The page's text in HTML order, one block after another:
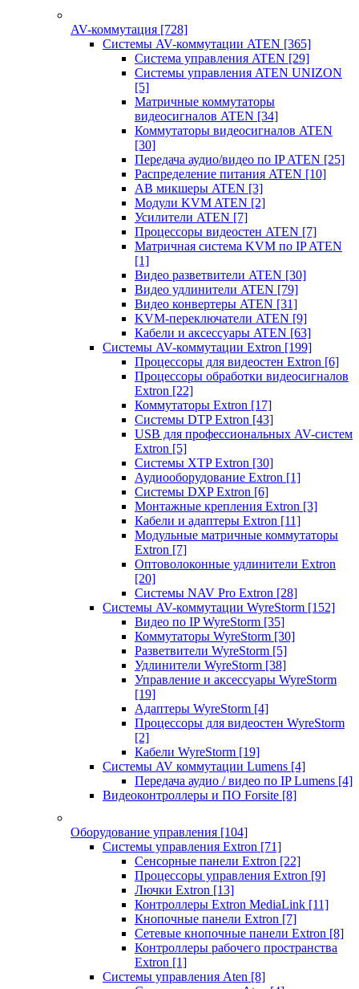
AV-коммутация [728]
Системы AV-коммутации ATEN [365]
Система управления ATEN [29]
Системы управления ATEN UNIZON
[5]
Матричные коммутаторы
видеосигналов ATEN [34]
Коммутаторы видеосигналов ATEN
[30]
Передача аудио/видео по IP ATEN [25]
Распределение питания ATEN [10]
АВ микшеры ATEN [3]
Модули KVM ATEN [2]
Усилители ATEN [7]
Процессоры видеостен ATEN [7]
Матричная система KVM по IP ATEN
[1]
Видео разветвители ATEN [30]
Видео удлинители ATEN [79]
Видео конвертеры ATEN [31]
KVM-переключатели ATEN [9]
Кабели и аксессуары ATEN [63]
Системы AV-коммутации Extron [199]
Процессоры для видеостен Extron [6]
Процессоры обработки видеосигналов
Extron [22]
Коммутаторы Extron [17]
Системы DTP Extron [43]
USB для профессиональных AV-систем
Extron [5]
Системы XTP Extron [30]
Аудиооборудование Extron [1]
Системы DXP Extron [6]
Монтажные крепления Extron [3]
Кабели и адаптеры Extron [11]
Модульные матричные коммутаторы
Extron [7]
Оптоволоконные удлинители Extron
[20]
Системы NAV Pro Extron [28]
Системы AV-коммутации WyreStorm [152]
Видео по IP WyreStorm [35]
Коммутаторы WyreStorm [30]
Разветвители WyreStorm [5]
Удлинители WyreStorm [38]
Управление и аксессуары WyreStorm
[19]
Адаптеры WyreStorm [4]
Процессоры для видеостен WyreStorm
[2]
Кабели WyreStorm [19]
Системы AV коммутации Lumens [4]
Передача аудио / видео по IP Lumens [4]
Видеоконтроллеры и ПО Forsite [8]
Оборудование управления [104]
Системы управления Extron [71]
Сенсорные панели Extron [22]
Процессоры управления Extron [9]
Лючки Extron [13]
Контроллеры Extron MediaLink [11]
Кнопочные панели Extron [7]
Сетевые кнопочные панели Extron [8]
Контроллеры рабочего пространства
Extron [1]
Системы управления Aten [8]